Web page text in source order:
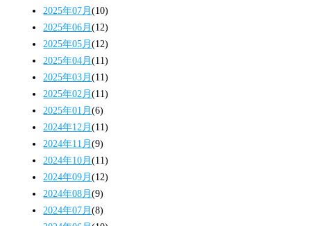
2025年07月(10)
2025年06月(12)
2025年05月(12)
2025年04月(11)
2025年03月(11)
2025年02月(11)
2025年01月(6)
2024年12月(11)
2024年11月(9)
2024年10月(11)
2024年09月(12)
2024年08月(9)
2024年07月(8)